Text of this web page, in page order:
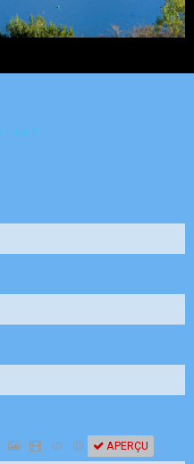
1 sur 5.
APERÇU